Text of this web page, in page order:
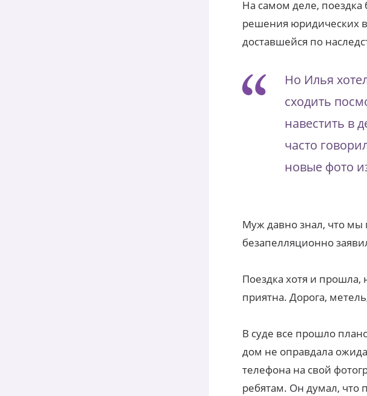
На самом деле,
решения юридических
доставшейся по
Но Илья
сходить
навестить в
часто
новые фото
Муж давно знал, что мы
безапелляционно
Поездка хотя и прошла,
приятна. Дорога,
В суде все прошло
дом не оправдала
телефона на свой
ребятам. Он думал, что